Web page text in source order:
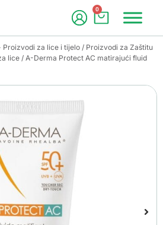
0
za lice i tijelo / Proizvodi za Zaštitu
lice / A-Derma Protect AC matirajući fluid